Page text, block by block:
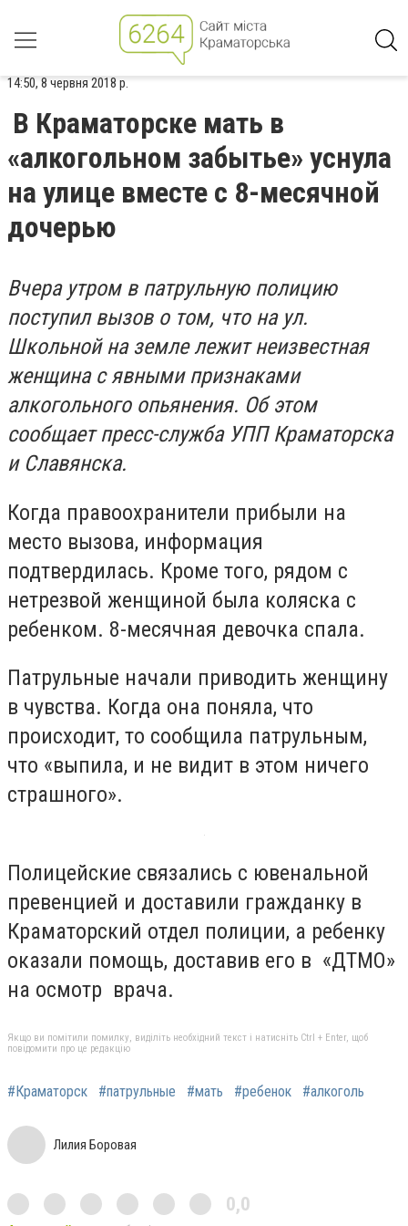
14:50, 8 червня 2018 р.
В Краматорске мать в
«алкогольном забытье» уснула
на улице вместе с 8-месячной
дочерью
Вчера утром в патрульную полицию
поступил вызов о том, что на ул.
Школьной на земле лежит неизвестная
женщина с явными признаками
алкогольного опьянения. Об этом
сообщает пресс-служба УПП Краматорска
и Славянска.
Когда правоохранители прибыли на
место вызова, информация
подтвердилась. Кроме того, рядом с
нетрезвой женщиной была коляска с
ребенком. 8-месячная девочка спала.
Патрульные начали приводить женщину
в чувства. Когда она поняла, что
происходит, то сообщила патрульным,
что «выпила, и не видит в этом ничего
страшного».
Полицейские связались с ювенальной
превенцией и доставили гражданку в
Краматорский отдел полиции, а ребенку
оказали помощь, доставив его в «ДТМО»
на осмотр врача.
Якщо ви помітили помилку, виділіть необхідний текст і натисніть Ctrl + Enter, щоб
повідомити про це редакцію
#Краматорск #патрульные #мать #ребенок #алкоголь
Лилия Боровая
0,0